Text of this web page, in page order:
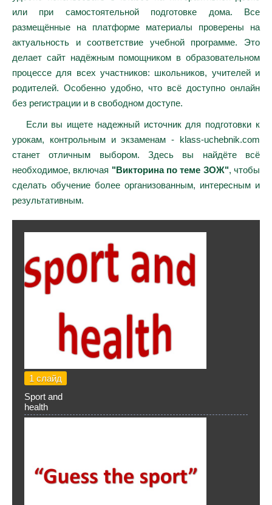
или при самостоятельной подготовке дома. Все
размещённые на платформе материалы проверены на
актуальность и соответствие учебной программе. Это
делает сайт надёжным помощником в образовательном
процессе для всех участников: школьников, учителей и
родителей. Особенно удобно, что всё доступно онлайн
без регистрации и в свободном доступе.
Если вы ищете надежный источник для подготовки к
урокам, контрольным и экзаменам - klass-uchebnik.com
станет отличным выбором. Здесь вы найдёте всё
необходимое, включая "Викторина по теме ЗОЖ", чтобы
сделать обучение более организованным, интересным и
результативным.
1 слайд
Sport and
health